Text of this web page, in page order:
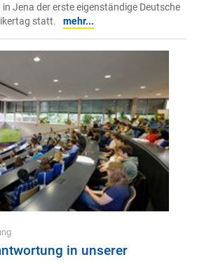
Jena der erste eigenständige Deutsche
statt.
mehr...
in unserer